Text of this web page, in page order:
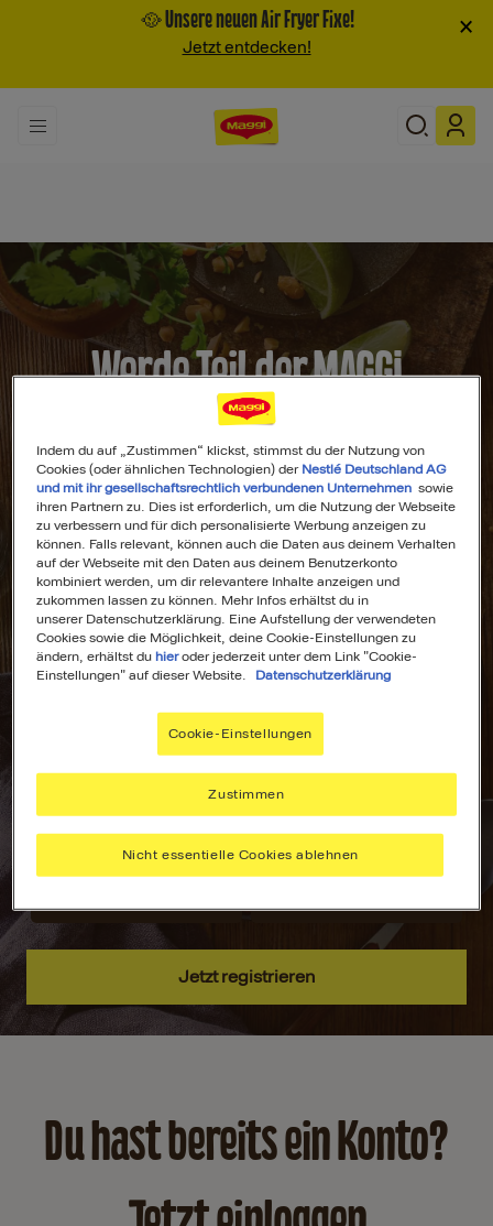
🥘 Unsere neuen Air Fryer Fixe!
Jetzt entdecken!
×
Werde Teil der MAGGI
Community
All Deine
Lieblingsrezepte
an einem Ort!
suchen –
speichere deine
aller liebsten
Rezepte, sammle
Inspiration und
hab alles immer
griffbereit.
Dein
Wochenplaner für
stressfreies
Kochen!
Plane deine
Mahlzeiten mit
dem MAGGI
passend zu
deinen Vorlieben.
Jetzt registrieren
Du hast bereits ein Konto?
Indem du auf „Zustimmen“ klickst, stimmst du der Nutzung von
Cookies (oder ähnlichen Technologien) der Nestlé Deutschland AG
und mit ihr gesellschaftsrechtlich verbundenen Unternehmen sowie
ihren Partnern zu. Dies ist erforderlich, um die Nutzung der Webseite
zu verbessern und für dich personalisierte Werbung anzeigen zu
können. Falls relevant, können auch die Daten aus deinem Verhalten
auf der Webseite mit den Daten aus deinem Benutzerkonto
kombiniert werden, um dir relevantere Inhalte anzeigen und
zukommen lassen zu können. Mehr Infos erhältst du in
unserer Datenschutzerklärung. Eine Aufstellung der verwendeten
Cookies sowie die Möglichkeit, deine Cookie-Einstellungen zu
ändern, erhältst du hieroder jederzeit unter dem Link "Cookie-
Einstellungen" auf dieser Website.
Datenschutzerklärung
Cookie-Einstellungen
Nicht essentielle Cookies ablehnen
Zustimmen